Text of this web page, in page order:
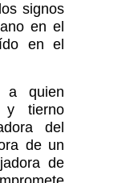
signos
en el
en el
quien
y tierno
del
de un
de